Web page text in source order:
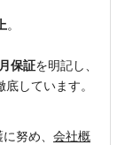
。
保証を明記し、
底しています。
努め、 会社概